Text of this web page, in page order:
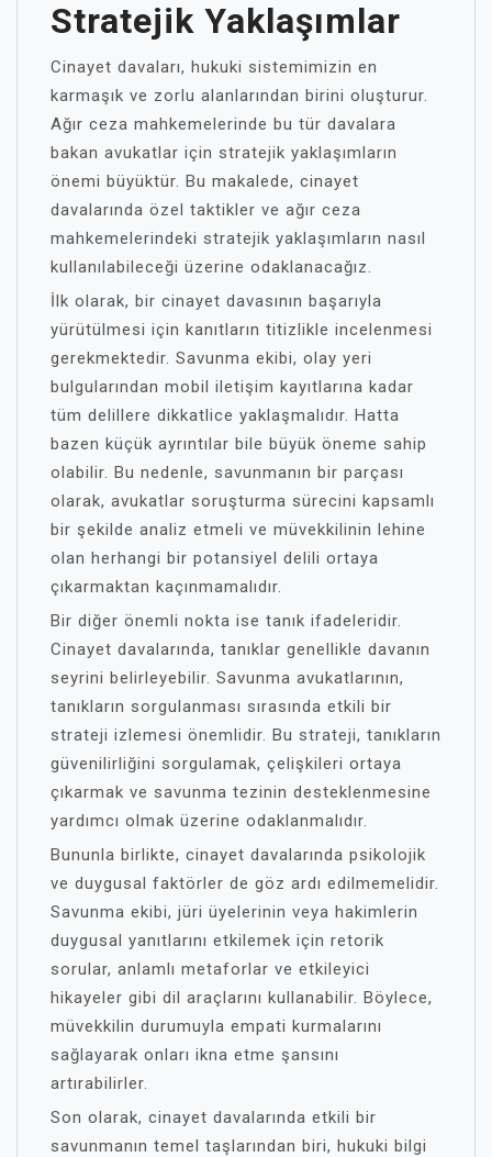
Stratejik Yaklaşımlar
Cinayet davaları, hukuki sistemimizin en
karmaşık ve zorlu alanlarından birini oluşturur.
Ağır ceza mahkemelerinde bu tür davalara
bakan avukatlar için stratejik yaklaşımların
önemi büyüktür. Bu makalede, cinayet
davalarında özel taktikler ve ağır ceza
mahkemelerindeki stratejik yaklaşımların nasıl
kullanılabileceği üzerine odaklanacağız.
İlk olarak, bir cinayet davasının başarıyla
yürütülmesi için kanıtların titizlikle incelenmesi
gerekmektedir. Savunma ekibi, olay yeri
bulgularından mobil iletişim kayıtlarına kadar
tüm delillere dikkatlice yaklaşmalıdır. Hatta
bazen küçük ayrıntılar bile büyük öneme sahip
olabilir. Bu nedenle, savunmanın bir parçası
olarak, avukatlar soruşturma sürecini kapsamlı
bir şekilde analiz etmeli ve müvekkilinin lehine
olan herhangi bir potansiyel delili ortaya
çıkarmaktan kaçınmamalıdır.
Bir diğer önemli nokta ise tanık ifadeleridir.
Cinayet davalarında, tanıklar genellikle davanın
seyrini belirleyebilir. Savunma avukatlarının,
tanıkların sorgulanması sırasında etkili bir
strateji izlemesi önemlidir. Bu strateji, tanıkların
güvenilirliğini sorgulamak, çelişkileri ortaya
çıkarmak ve savunma tezinin desteklenmesine
yardımcı olmak üzerine odaklanmalıdır.
Bununla birlikte, cinayet davalarında psikolojik
ve duygusal faktörler de göz ardı edilmemelidir.
Savunma ekibi, jüri üyelerinin veya hakimlerin
duygusal yanıtlarını etkilemek için retorik
sorular, anlamlı metaforlar ve etkileyici
hikayeler gibi dil araçlarını kullanabilir. Böylece,
müvekkilin durumuyla empati kurmalarını
sağlayarak onları ikna etme şansını
artırabilirler.
Son olarak, cinayet davalarında etkili bir
savunmanın temel taşlarından biri, hukuki bilgi